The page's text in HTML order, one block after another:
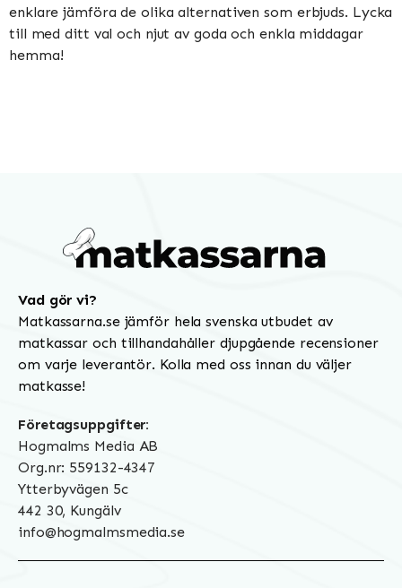
enklare jämföra de olika alternativen som erbjuds. Lycka
till med ditt val och njut av goda och enkla middagar
hemma!
Vad gör vi?
Matkassarna.se jämför hela svenska utbudet av
matkassar och tillhandahåller djupgående recensioner
om varje leverantör. Kolla med oss innan du väljer
matkasse!
Företagsuppgifter:
Hogmalms Media AB
Org.nr: 559132-4347
Ytterbyvägen 5c
442 30, Kungälv
info@hogmalmsmedia.se